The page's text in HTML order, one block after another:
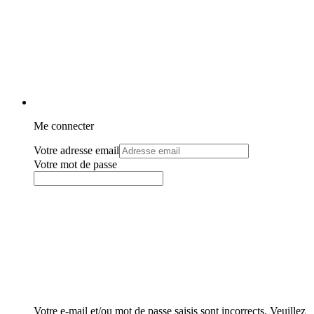
Me connecter
Votre adresse email
Votre mot de passe
Votre e-mail et/ou mot de passe saisis sont incorrects. Veuillez